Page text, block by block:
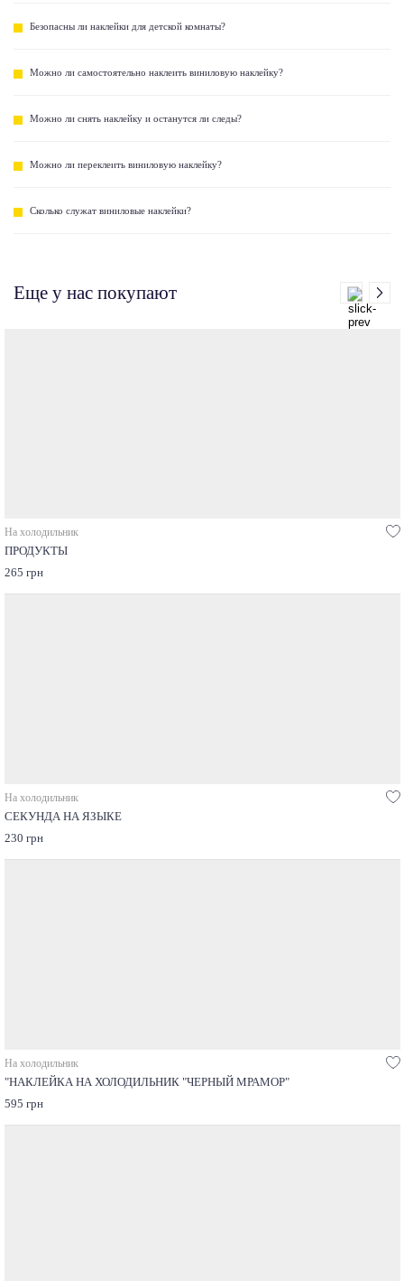
Безопасны ли наклейки для детской комнаты?
Можно ли самостоятельно наклеить виниловую наклейку?
Можно ли снять наклейку и останутся ли следы?
Можно ли переклеить виниловую наклейку?
Сколько служат виниловые наклейки?
Еще у нас покупают
На холодильник
ПРОДУКТЫ
265 грн
На холодильник
СЕКУНДА НА ЯЗЫКЕ
230 грн
На холодильник
"НАКЛЕЙКА НА ХОЛОДИЛЬНИК "ЧЕРНЫЙ МРАМОР"
595 грн